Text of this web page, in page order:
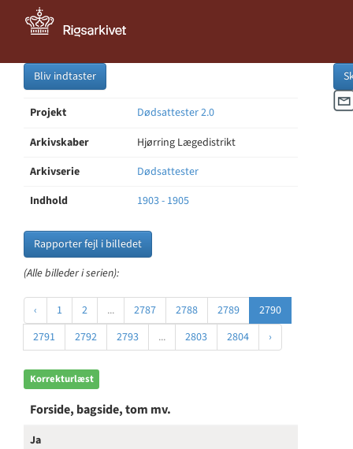
Bliv indtaster
Projekt
Dødsattester 2.0
Arkivskaber
Hjørring Lægedistrikt
Arkivserie
Dødsattester
Indhold
1903 - 1905
Rapporter fejl i billedet
(Alle billeder i serien):
‹ 1 2 ... 2787 2788 2789
2790
2791
2792 2793 ... 2803 2804 ›
Korrekturlæst
Forside, bagside, tom mv.
Ja